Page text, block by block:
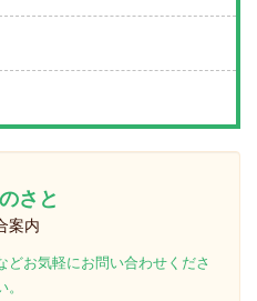
さと
案内
お気軽にお問い合わせくださ
。